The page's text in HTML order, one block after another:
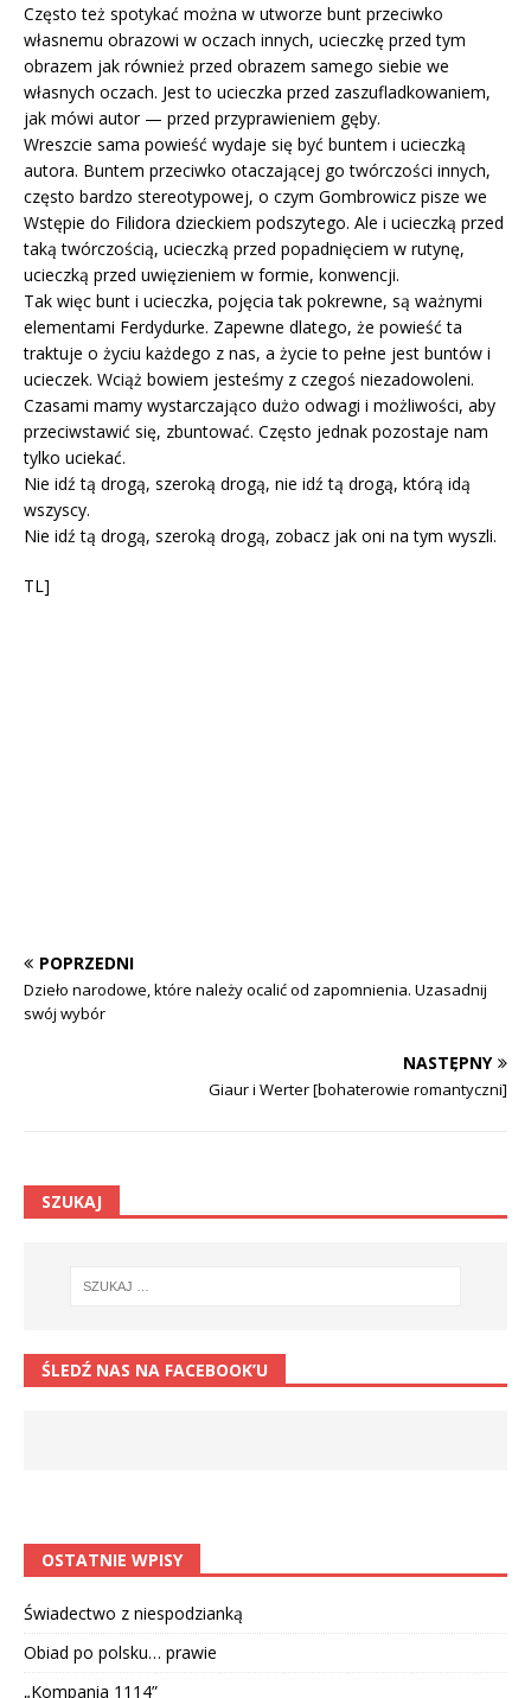
Często też spotykać można w utworze bunt przeciwko
własnemu obrazowi w oczach innych, ucieczkę przed tym
obrazem jak również przed obrazem samego siebie we
własnych oczach. Jest to ucieczka przed zaszufladkowaniem,
jak mówi autor — przed przyprawieniem gęby.
Wreszcie sama powieść wydaje się być buntem i ucieczką
autora. Buntem przeciwko otaczającej go twórczości innych,
często bardzo stereotypowej, o czym Gombrowicz pisze we
Wstępie do Filidora dzieckiem podszytego. Ale i ucieczką przed
taką twórczością, ucieczką przed popadnięciem w rutynę,
ucieczką przed uwięzieniem w formie, konwencji.
Tak więc bunt i ucieczka, pojęcia tak pokrewne, są ważnymi
elementami Ferdydurke. Zapewne dlatego, że powieść ta
traktuje o życiu każdego z nas, a życie to pełne jest buntów i
ucieczek. Wciąż bowiem jesteśmy z czegoś niezadowoleni.
Czasami mamy wystarczająco dużo odwagi i możliwości, aby
przeciwstawić się, zbuntować. Często jednak pozostaje nam
tylko uciekać.
Nie idź tą drogą, szeroką drogą, nie idź tą drogą, którą idą
wszyscy.
Nie idź tą drogą, szeroką drogą, zobacz jak oni na tym wyszli.
TL]
POPRZEDNI
Dzieło narodowe, które należy ocalić od zapomnienia. Uzasadnij
swój wybór
NASTĘPNY
Giaur i Werter [bohaterowie romantyczni]
SZUKAJ
ŚLEDŹ NAS NA FACEBOOK’U
OSTATNIE WPISY
Świadectwo z niespodzianką
Obiad po polsku… prawie
„Kompania 1114”